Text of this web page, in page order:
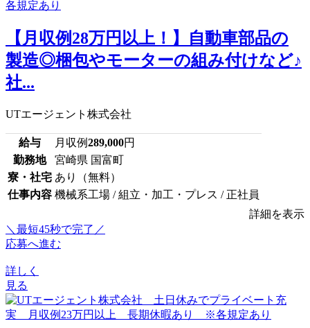
【月収例28万円以上！】自動車部品の
製造◎梱包やモーターの組み付けなど♪
社...
UTエージェント株式会社
給与 月収例289,000円
勤務地
宮崎県 国富町
寮・社宅 あり（無料）
仕事内容 機械系工場 / 組立・加工・プレス / 正社員
詳細を表示
＼最短45秒で完了／
応募へ進む
詳しく
見る